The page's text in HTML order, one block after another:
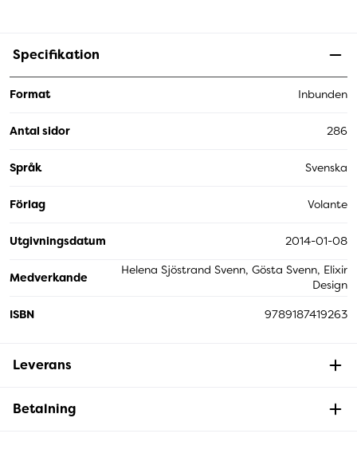
Specifikation
Format Inbunden
Antal sidor 286
Språk Svenska
Förlag Volante
Utgivningsdatum 2014-01-08
Medverkande
Helena Sjöstrand Svenn, Gösta Svenn, Elixir
Design
ISBN 9789187419263
Leverans
Betalning